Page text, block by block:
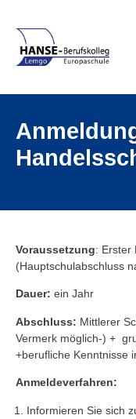
Voraussetzung: Erster
(Hauptschulabschluss
Dauer: ein Jahr
Abschluss: Mittlerer
Vermerk möglich-) +
+berufliche Kenntnisse
Anmeldeverfahren:
Informieren Sie sich